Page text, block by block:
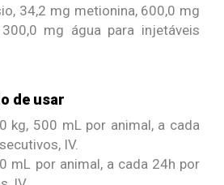
34,2 mg metionina, 600,0 mg
mg água para injetáveis
de usar
kg, 500 mL por animal, a cada
IV.
mL por animal, a cada 24h por